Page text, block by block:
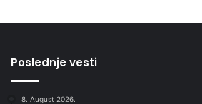
Poslednje vesti
8. August 2026.